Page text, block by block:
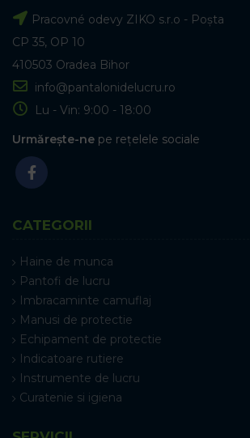
Pracovné odevy ZIKO s.r.o - Poșta
CP 35, OP 10
410503 Oradea Bihor
info@pantalonidelucru.ro
Lu - Vin: 9:00 - 18:00
Urmărește-ne pe rețelele sociale
CATEGORII
Haine de munca
Pantofi de lucru
Imbracaminte camuflaj
Manusi de protectie
Echipament de protectie
Indicatoare rutiere
Instrumente de lucru
Curatenie si igiena